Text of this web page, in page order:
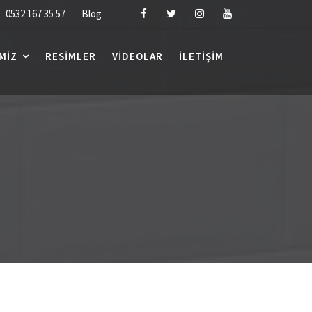
0532 167 35 57 Blog
RESIMLER VIDEOLAR İLETIŞIM